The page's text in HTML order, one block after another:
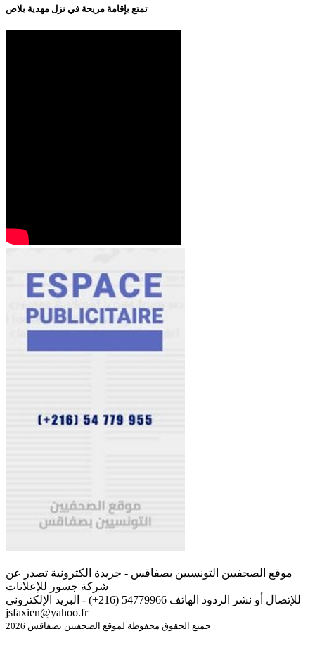
تمتع بإقامة مريحة في نزل مهدية بلاص
موقع الصحفيين التونسيين بصفاقس - جريدة الكترونية تصدر عن
شركة جسور للإعلانات
للإتصال أو نشر الردود الهاتف 54779966 (216+) - البريد الإلكتروني
jsfaxien@yahoo.fr
جميع الحقوق محفوظة لموقع الصحفيين بصفاقس 2026